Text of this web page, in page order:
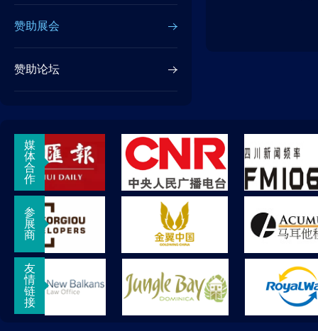
赞助展会
赞助论坛
媒
体
合
作
参
展
商
友
情
链
接